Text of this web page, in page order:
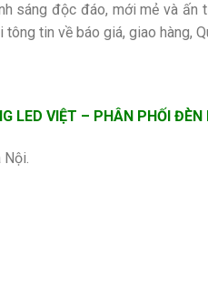
sáng độc đáo, mới mẻ và
tin về báo giá, giao hàng,
LED VIỆT – PHÂN PHỐI ĐÈN